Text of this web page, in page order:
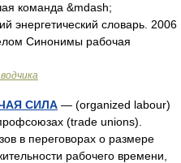
команда &mdash;
энергетический словарь. 2006
Синонимы рабочая
СИЛА — (organized labour)
(trade unions).
в переговорах о размере
рабочего времени,